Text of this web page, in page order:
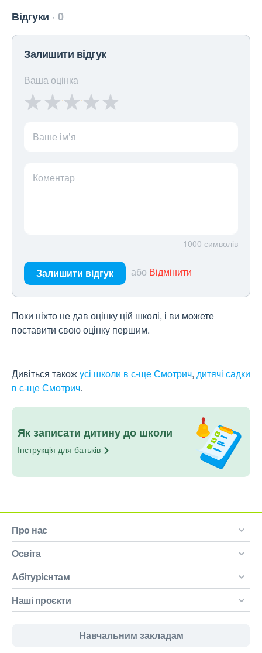
Відгуки 0
Залишити відгук
Ваша оцінка
Ваше ім’я
Коментар
1000 символів
Залишити відгук або Відмінити
Поки ніхто не дав оцінку цій школі, і ви можете
поставити свою оцінку першим.
Дивіться такожусі школи в с-ще Смотрич, дитячі садки
в с-ще Смотрич.
Як записати дитину до школи
Інструкція для батьків
Про нас
Освіта
Абітурієнтам
Наші проєкти
Навчальним закладам